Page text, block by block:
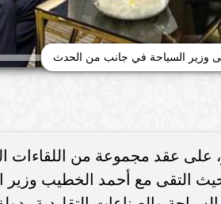
وزير السياحة في جانب من الحدث
على عقد مجموعة من
حيث التقى مع أحمد الخطيب وزير